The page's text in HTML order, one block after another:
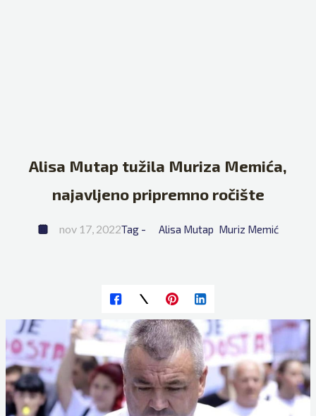
Alisa Mutap tužila Muriza Memića,
najavljeno pripremno ročište
nov 17, 2022Tag - Alisa Mutap Muriz Memić